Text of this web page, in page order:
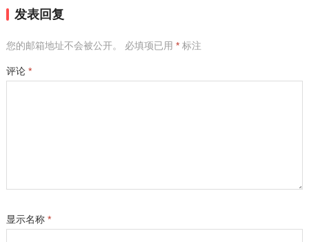
发表回复
您的邮箱地址不会被公开。 必填项已用 *标注
评论 *
显示名称 *